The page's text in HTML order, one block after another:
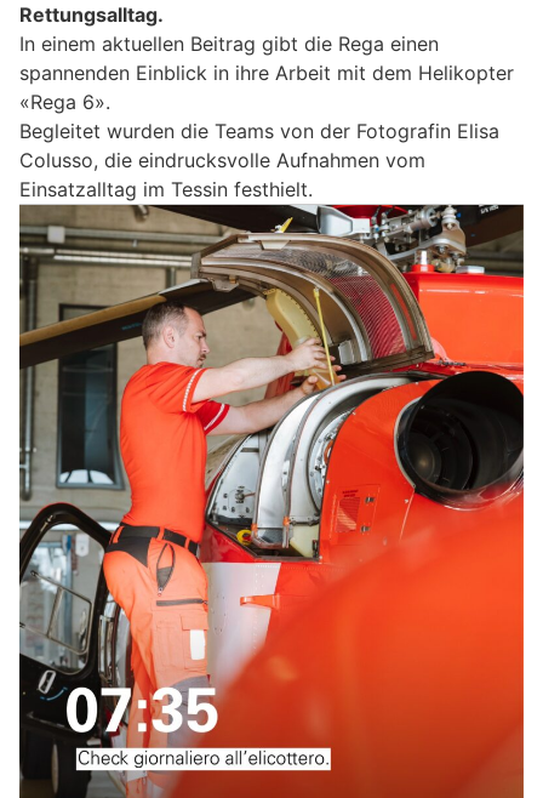
Rettungsalltag.
In einem aktuellen Beitrag gibt die Rega einen
spannenden Einblick in ihre Arbeit mit dem Helikopter
«Rega 6».
Begleitet wurden die Teams von der Fotografin Elisa
Colusso, die eindrucksvolle Aufnahmen vom
Einsatzalltag im Tessin festhielt.